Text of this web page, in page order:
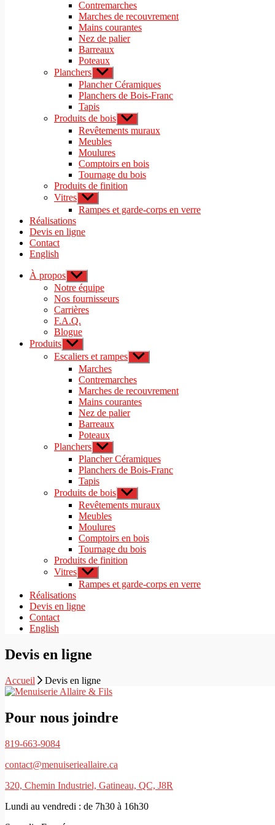
menu
Contremarches
Marches de recouvrement
Mains courantes
Nez de palier
Barreaux
Poteaux
Planchers Afficher
le
sous-
menu
Plancher Céramiques
Planchers de Bois-Franc
Tapis
Produits de bois Afficher
le
sous-
Revêtements muraux
Meubles
Moulures
Comptoirs en bois
Tournage du bois
Produits de finition
Vitres Afficher
le
sous-
Rampes et garde-corps en verre
Réalisations
Devis en ligne
Contact
English
À propos Afficher
le
sous-
menu
Notre équipe
Nos fournisseurs
Carrières
F.A.Q.
Blogue
Produits Afficher
le
sous-
menu
Escaliers et rampes Afficher
le
menu
Marches
Contremarches
Marches de recouvrement
Mains courantes
Nez de palier
Barreaux
Poteaux
Planchers Afficher
le
sous-
menu
Plancher Céramiques
Planchers de Bois-Franc
Tapis
Produits de bois Afficher
le
sous-
Revêtements muraux
Meubles
Moulures
Comptoirs en bois
Tournage du bois
Produits de finition
Vitres Afficher
le
sous-
Rampes et garde-corps en verre
Réalisations
Devis en ligne
Contact
English
Devis en ligne
Accueil Devis en ligne
Pour nous joindre
819-663-9084
contact@menuiserieallaire.ca
320, Chemin Industriel, Gatineau, QC, J8R
Lundi au vendredi : de 7h30 à 16h30